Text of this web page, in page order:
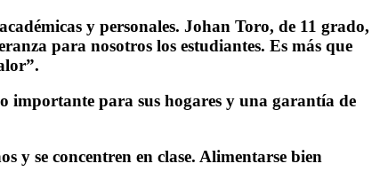
y personales. Johan Toro, de 11 grado,
para nosotros los estudiantes. Es más que
importante para sus hogares y una garantía de
se concentren en clase. Alimentarse bien